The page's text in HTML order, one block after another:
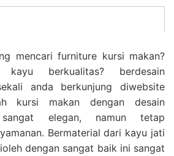
mencari furniture kursi makan?
kayu berkualitas? berdesain
anda berkunjung diwebsite
kursi makan dengan desain
elegan, namun tetap
Bermaterial dari kayu jati
dengan sangat baik ini sangat